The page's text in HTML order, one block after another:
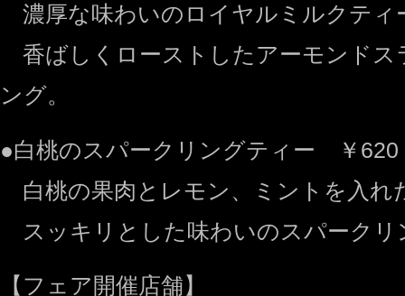
濃厚な味わいのロイヤルミルクティ
香ばしくローストしたアーモンドス
ング。
●白桃のスパークリングティー ￥620
白桃の果肉とレモン、ミントを入れ
スッキリとした味わいのスパークリ
【フェア開催店舗】